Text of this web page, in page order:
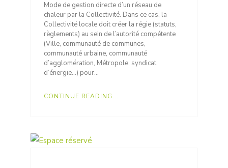
Mode de gestion directe d’un réseau de
chaleur par la Collectivité. Dans ce cas, la
Collectivité locale doit créer la régie (statuts,
règlements) au sein de l’autorité compétente
(Ville, communauté de communes,
communauté urbaine, communauté
d’agglomération, Métropole, syndicat
d’énergie…) pour…
CONTINUE READING...